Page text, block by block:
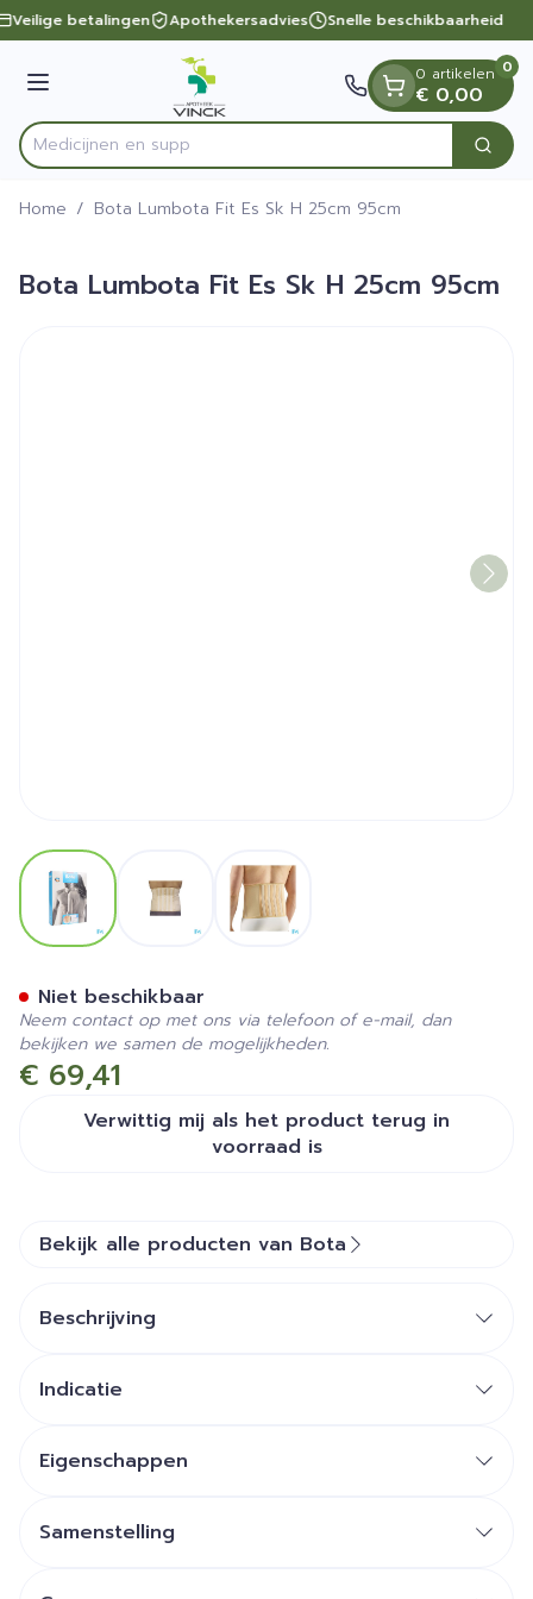
Ga naar de inhoud
1 van 1
Veilige betalingen Apothekersadvies Snelle beschikbaarheid
Menu
Product, merk, categorie...
Medicijnen Zoek
0 artikelen
€ 0,00
0
Home / Bota Lumbota Fit Es Sk H 25cm 95cm
Bota Lumbota Fit Es Sk H 25cm 95cm
View larger imageView larger imageView larger image
€ 69,41
Verwittig mij als het product terug in
voorraad is
Niet beschikbaar
Neem contact op met ons via telefoon of e-mail, dan
bekijken we samen de mogelijkheden.
Bekijk alle producten van Bota
Beschrijving
Indicatie
Eigenschappen
baleinen
Samenstelling